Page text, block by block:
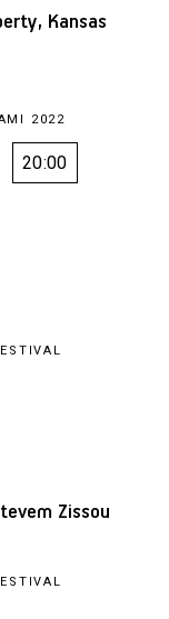
Kansas
2022
20:00
Zissou